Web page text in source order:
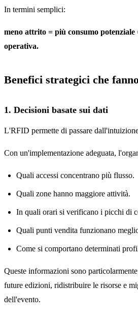
In termini semplici:
meno attrito = più consumo potenziale
operativa.
Benefici strategici che
1. Decisioni basate sui dati
L'RFID permette di passare
Con un'implementazione adeguata,
Quali accessi concentrano più flusso.
Quali zone hanno maggiore attività.
In quali orari si verificano i picchi di
Quali punti vendita funzionano
Come si comportano determinati
Queste informazioni sono
future edizioni, ridistribuire le risorse e
dell'evento.